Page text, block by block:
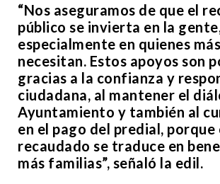
“Nos aseguramos de que el
público se invierta en la
especialmente en quienes
necesitan. Estos apoyos son
gracias a la confianza y
ciudadana, al mantener el
Ayuntamiento y también al
en el pago del predial, porque
recaudado se traduce en
más familias”, señaló la edil.